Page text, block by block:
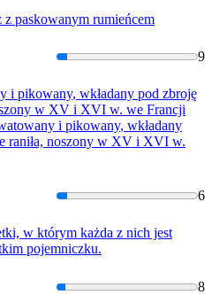
z paskowanym rumieńcem
9
i pikowany, wkładany pod zbroję
w XV i XVI w. we Francji
i pikowany, wkładany
raniła, noszony w XV i XVI w.
6
w którym każda z nich jest
pojemniczku.
8